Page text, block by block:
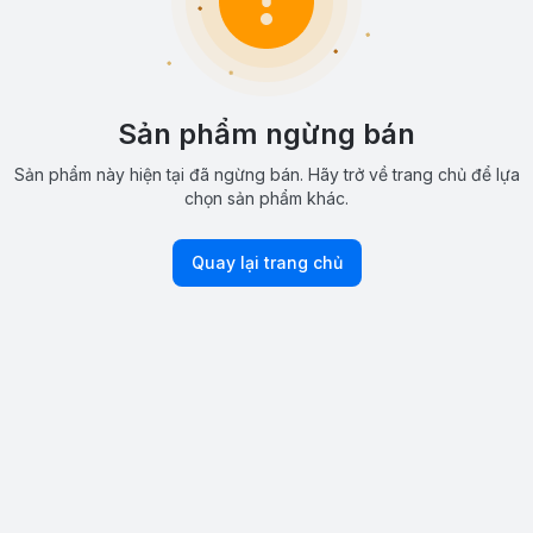
Sản phẩm ngừng bán
Sản phẩm này hiện tại đã ngừng bán. Hãy trở về trang chủ để lựa
chọn sản phẩm khác.
Quay lại trang chủ